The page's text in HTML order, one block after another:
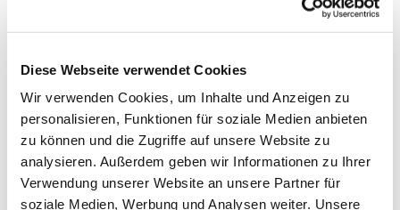
Diese Webseite verwendet Cookies
Wir verwenden Cookies, um Inhalte und Anzeigen zu
personalisieren, Funktionen für soziale Medien anbieten
zu können und die Zugriffe auf unsere Website zu
analysieren. Außerdem geben wir Informationen zu Ihrer
Verwendung unserer Website an unsere Partner für
soziale Medien, Werbung und Analysen weiter. Unsere